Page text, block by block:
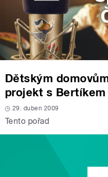
Dětským
projekt s Bertíkem
29. duben 2009
Tento pořad